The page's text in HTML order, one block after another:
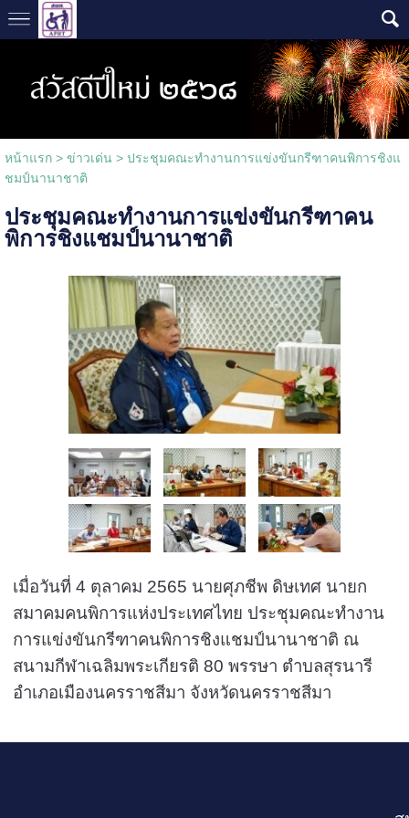
หน้าแรก> ข่าวเด่น > ประชุมคณะทำงานการแข่งขันกรีฑาคนพิการชิงแ
ชมป์นานาชาติ
ประชุมคณะทำงานการแข่งขันกรีฑาคน
พิการชิงแชมป์นานาชาติ
เมื่อวันที่ 4 ตุลาคม 2565 นายศุภชีพ ดิษเทศ นายก
สมาคมคนพิการแห่งประเทศไทย ประชุมคณะทำงาน
การแข่งขันกรีฑาคนพิการชิงแชมป์นานาชาติ ณ
สนามกีฬาเฉลิมพระเกียรติ 80 พรรษา ตำบลสุรนารี
อำเภอเมืองนครราชสีมา จังหวัดนครราชสีมา